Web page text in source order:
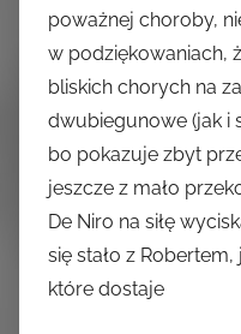
poważnej choroby,
w podziękowaniach,
bliskich chorych na
dwubiegunowe (jak i
bo pokazuje zbyt
jeszcze z mało
De Niro na siłę
się stało z
które dostaje